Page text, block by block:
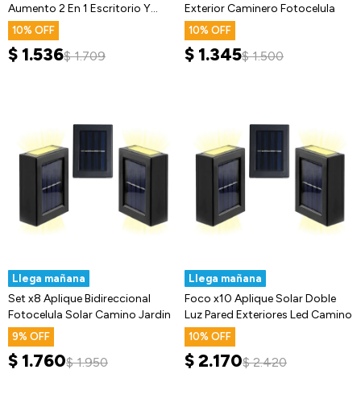
Aumento 2 En 1 Escritorio Y
Morsa
10
$ 1.536$ 1.709
Exterior Caminero Fotocelula
10
$ 1.345$ 1.500
Llega mañana
Set x8 Aplique Bidireccional
Fotocelula Solar Camino Jardin
9
$ 1.760$ 1.950
Llega mañana
Foco x10 Aplique Solar Doble
Luz Pared Exteriores Led Camino
10
$2.170$ 2.420